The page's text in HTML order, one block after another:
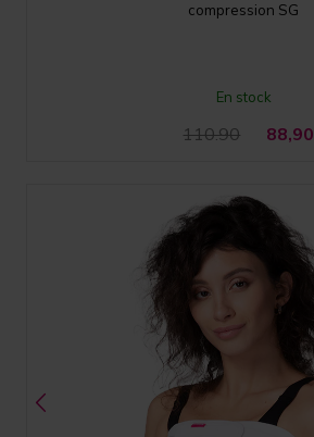
compression SG
En stock
110.90 88,90